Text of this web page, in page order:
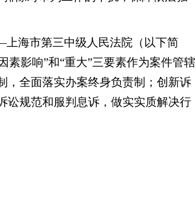
海市第三中级人民法院（以下简
素影响”和“重大”三要素作为案件管辖
，全面落实办案终身负责制；创新诉
讼规范和服判息诉，做实实质解决行